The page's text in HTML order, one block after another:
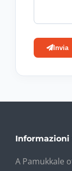
Invia
A Pamukkale